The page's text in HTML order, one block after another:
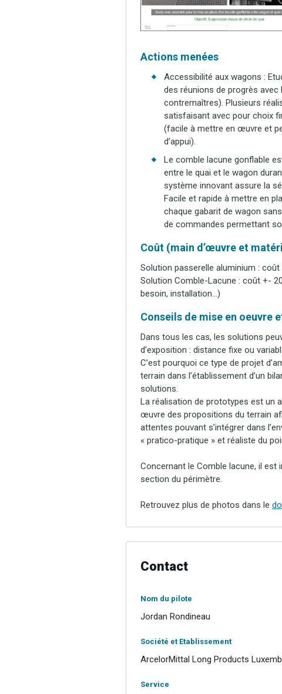
Actions menées
Accessibilité aux wagons :
des réunions de progrès
contremaîtres). Plusieurs
satisfaisant avec pour choix
(facile à mettre en œuvre et
d’appui).
Le comble lacune gonflable
entre le quai et le wagon
système innovant assure la
Facile et rapide à mettre en
chaque gabarit de wagon
de commandes permettant
Coût (main d’œuvre et
Solution passerelle aluminium :
Solution Comble-Lacune : coût +-
besoin, installation…)
Conseils de mise en oeuvre
Dans tous les cas, les solutions
d’exposition : distance fixe ou
C’est pourquoi ce type de projet
terrain dans l’établissement d’un
solutions.
La réalisation de prototypes est un
œuvre des propositions du terrain
attentes pouvant s’intégrer dans
« pratico-pratique » et réaliste du
Concernant le Comble lacune, il
section du périmètre.
Retrouvez plus de photos dans le
Contact
Nom du pilote
Jordan Rondineau
Société et Etablissement
ArcelorMittal Long Products
Service